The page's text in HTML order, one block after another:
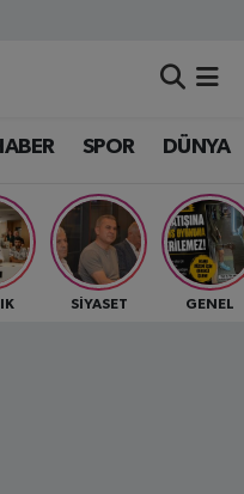
SPOR DÜNYA
SİYASET GENEL